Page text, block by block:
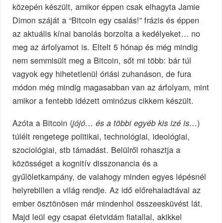
közepén készült, amikor éppen csak elhagyta Jamie
Dimon száját a “Bitcoin egy csalás!” frázis és éppen
az aktuális kínai banolás borzolta a kedélyeket… no
meg az árfolyamot is. Eltelt 5 hónap és még mindig
nem semmisült meg a Bitcoin, sőt mi több: bár túl
vagyok egy hihetetlenül óriási zuhanáson, de fura
módon még mindig magasabban van az árfolyam, mint
amikor a fentebb idézett ominózus cikkem készült.
Azóta a Bitcoin (jójó… és a többi egyéb kis izé is…)
túlélt rengetege politikai, technológiai, ideológiai,
szociológiai, stb támadást. Belülről rohasztja a
közösséget a kognitív disszonancia és a
gyűlöletkampány, de valahogy minden egyes lépésnél
helyrebillen a világ rendje. Az idő előrehaladtával az
ember ösztönösen már mindenhol összeesküvést lát.
Majd leül egy csapat életvidám fiatallal, akikkel